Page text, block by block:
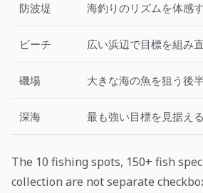
防波堤 海釣りのリズムを体感
ビーチ 広い浜辺で目標を組み
磯場 大きな海の魚を狙う後
深海 最も強い目標を見据え
The 10 fishing spots, 150+ fish
collection are not separate